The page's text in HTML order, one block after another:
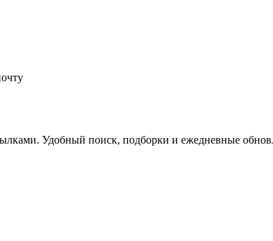
Удобный поиск, подборки и ежедневные